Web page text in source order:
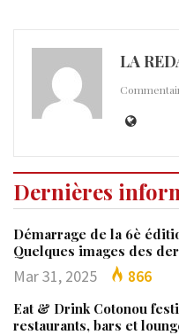
LA
Dernières
Démarrage de la 6è
Quelques images des
Mar 31, 2025 866
Eat & Drink Cotonou
restaurants, bars et